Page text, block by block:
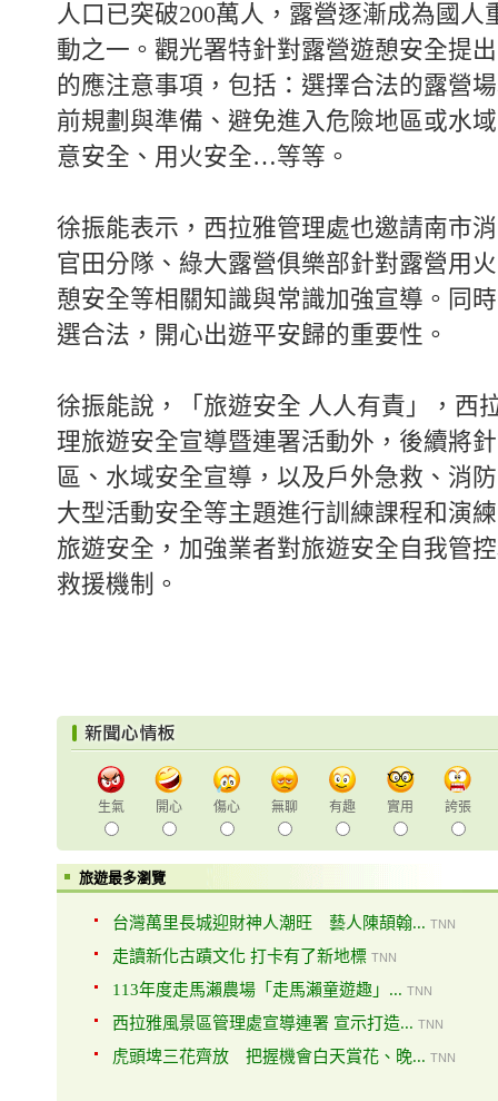
人口已突破200萬人，露營逐漸成為國人
動之一。觀光署特針對露營遊憩安全提
的應注意事項，包括：選擇合法的露營
前規劃與準備、避免進入危險地區或水
意安全、用火安全…等等。
徐振能表示，西拉雅管理處也邀請南市
官田分隊、綠大露營俱樂部針對露營用
憩安全等相關知識與常識加強宣導。同
選合法，開心出遊平安歸的重要性。
徐振能說，「旅遊安全 人人有責」，西
理旅遊安全宣導暨連署活動外，後續將
區、水域安全宣導，以及戶外急救、消
大型活動安全等主題進行訓練課程和演
旅遊安全，加強業者對旅遊安全自我管
救援機制。
生氣 開心 傷心 無聊 有趣 實用 誇張
旅遊最多瀏覽
台灣萬里長城迎財神人潮旺 藝人陳頡翰... TNN
走讀新化古蹟文化 打卡有了新地標 TNN
113年度走馬瀨農場「走馬瀨童遊趣」... TNN
西拉雅風景區管理處宣導連署 宣示打造... TNN
虎頭埤三花齊放 把握機會白天賞花、晚... TNN